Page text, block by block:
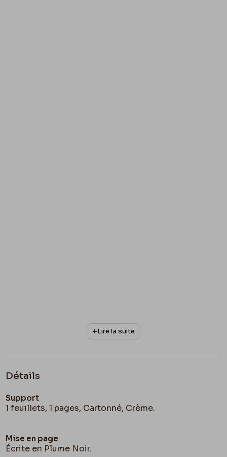
Lire la suite
Détails
Support
1 feuillets, 1 pages, Cartonné, Crème.
Mise en page
Écrite en Plume Noir.